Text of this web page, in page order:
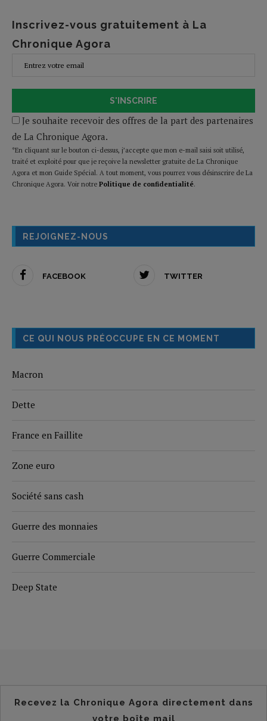
Inscrivez-vous gratuitement à La
Chronique Agora
S'INSCRIRE
Je souhaite recevoir des offres de la part des partenaires
de La Chronique Agora.
*En cliquant sur le bouton ci-dessus, j’accepte que mon e-mail saisi soit utilisé,
traité et exploité pour que je reçoive la newsletter gratuite de La Chronique
Agora et mon Guide Spécial. A tout moment, vous pourrez vous désinscrire de La
Chronique Agora. Voir notre Politique de confidentialité.
REJOIGNEZ-NOUS
FACEBOOK TWITTER
CE QUI NOUS PRÉOCCUPE EN CE MOMENT
Macron
Dette
France en Faillite
Zone euro
Société sans cash
Guerre des monnaies
Guerre Commerciale
Deep State
Recevez la Chronique Agora directement dans
votre boîte mail